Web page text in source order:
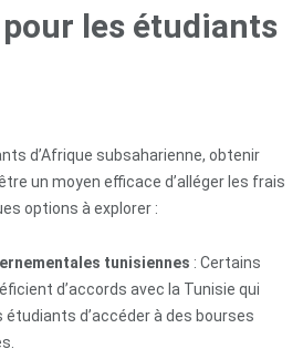
les étudiants
d’Afrique subsaharienne, obtenir
un moyen efficace d’alléger les frais
options à explorer :
tunisiennes : Certains
d’accords avec la Tunisie qui
d’accéder à des bourses